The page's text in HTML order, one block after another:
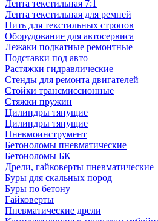
Лента текстильная 7:1
Лента текстильная для ремней
Нить для текстильных стропов
Оборудование для автосервиса
Лежаки подкатные ремонтные
Подставки под авто
Растяжки гидравлические
Стенды для ремонта двигателей
Стойки трансмиссионные
Стяжки пружин
Цилиндры тянущие
Цилиндры тянущие
Пневмоинструмент
Бетоноломы пневматические
Бетоноломы БК
Дрели, гайковерты пневматические
Буры для скальных пород
Буры по бетону
Гайковерты
Пневматические дрели